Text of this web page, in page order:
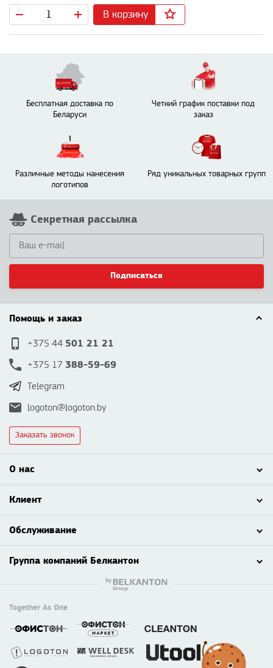
В корзину
Бесплатная доставка по
Беларуси
Четкий график поставки под
заказ
Различные методы нанесения
логотипов
Ряд уникальных товарных групп
Секретная рассылка
Подписаться
Помощь и заказ
+375 44 501 21 21
+375 17 388-59-69
Telegram
logoton@logoton.by
Заказать звонок
О нас
Клиент
Обслуживание
Группа компаний Белкантон
Together As One